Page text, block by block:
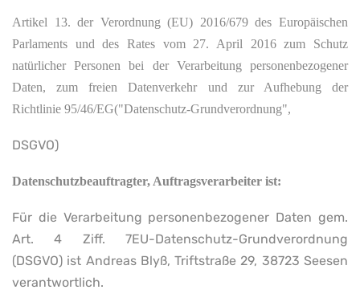
Artikel 13. der Verordnung (EU) 2016/679 des Europäischen
Parlaments und des Rates vom 27. April 2016 zum Schutz
natürlicher Personen bei der Verarbeitung personenbezogener
Daten, zum freien Datenverkehr und zur Aufhebung der
Richtlinie 95/46/EG("Datenschutz-Grundverordnung",
DSGVO)
Datenschutzbeauftragter, Auftragsverarbeiter ist:
Für die Verarbeitung personenbezogener Daten gem.
Art. 4 Ziff. 7EU-Datenschutz-Grundverordnung
(DSGVO) ist Andreas Blyß, Triftstraße 29, 38723 Seesen
verantwortlich.